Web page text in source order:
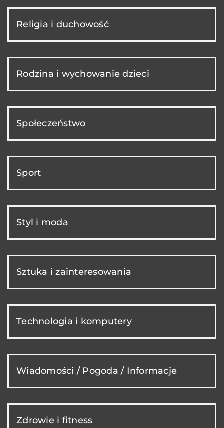
Religia i duchowość
Rodzina i wychowanie dzieci
Społeczeństwo
Sport
Styl i moda
Sztuka i zainteresowania
Technologia i komputery
Wiadomości / Pogoda / Informacje
Zdrowie i fitness